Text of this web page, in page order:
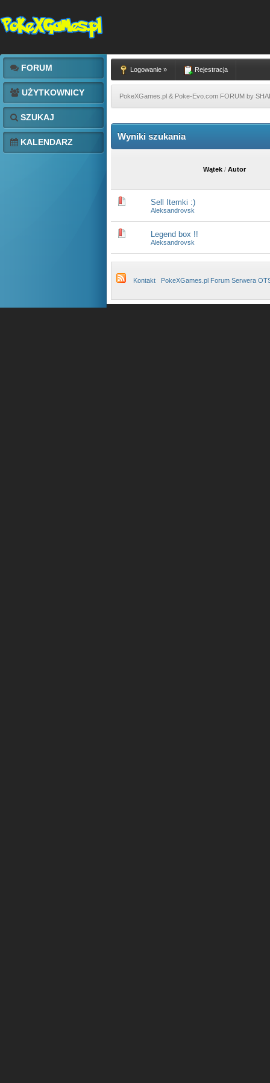
FORUM
UŻYTKOWNICY
SZUKAJ
KALENDARZ
Logowanie » Rejestracja
PokeXGames.pl & Poke-Evo.com FORUM by
Wyniki szukania
Wątek / Autor
Sell Itemki :)
Aleksandrovsk
Legend box !!
Aleksandrovsk
Kontakt PokeXGames.pl Forum Serwera